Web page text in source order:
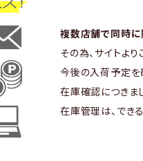
複数店舗で同時に
その為、サイトよ
今後の入荷予定を
在庫確認につきま
在庫管理は、でき